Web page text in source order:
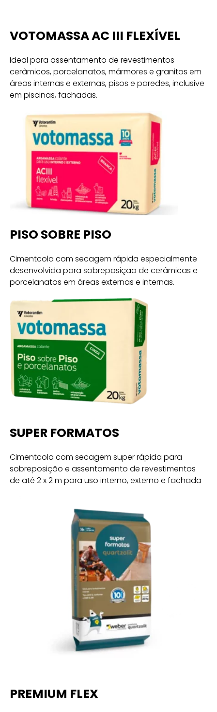
VOTOMASSA AC III FLEXÍVEL
Ideal para assentamento de revestimentos
cerâmicos, porcelanatos, mármores e granitos em
áreas internas e externas, pisos e paredes, inclusive
em piscinas, fachadas.
PISO SOBRE PISO
Cimentcola com secagem rápida especialmente
desenvolvida para sobreposição de cerâmicas e
porcelanatos em áreas externas e internas.
SUPER FORMATOS
Cimentcola com secagem super rápida para
sobreposição e assentamento de revestimentos
de até 2 x 2 m para uso interno, externo e fachada
PREMIUM FLEX